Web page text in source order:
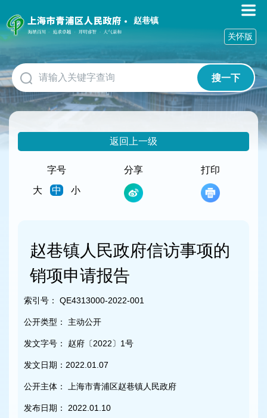
障
碍
作
说
明
跳
到
网
赵巷镇
搜一下
关怀版
返回上一级
字号
大
中 小
分享 打印
赵巷镇人民政府信访事项的
销项申请报告
索引号： QE4313000-2022-001
公开类型： 主动公开
发文字号： 赵府〔2022〕1号
发文日期： 2022.01.07
公开主体： 上海市青浦区赵巷镇人民政府
发布日期： 2022.01.10